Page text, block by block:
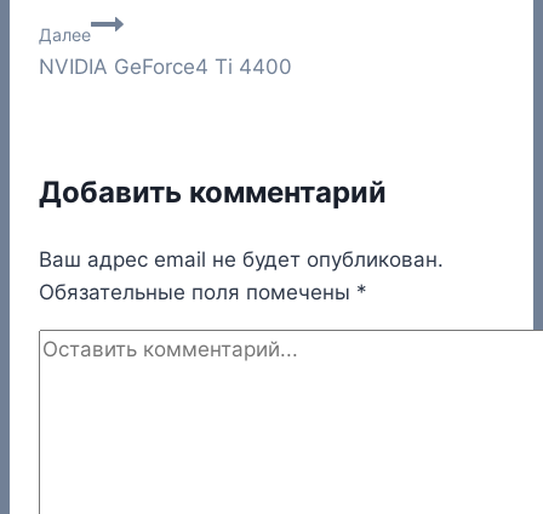
записям
Далее
NVIDIA GeForce4 Ti 4400
Добавить комментарий
Ваш адрес email не будет опубликован.
Обязательные поля помечены *